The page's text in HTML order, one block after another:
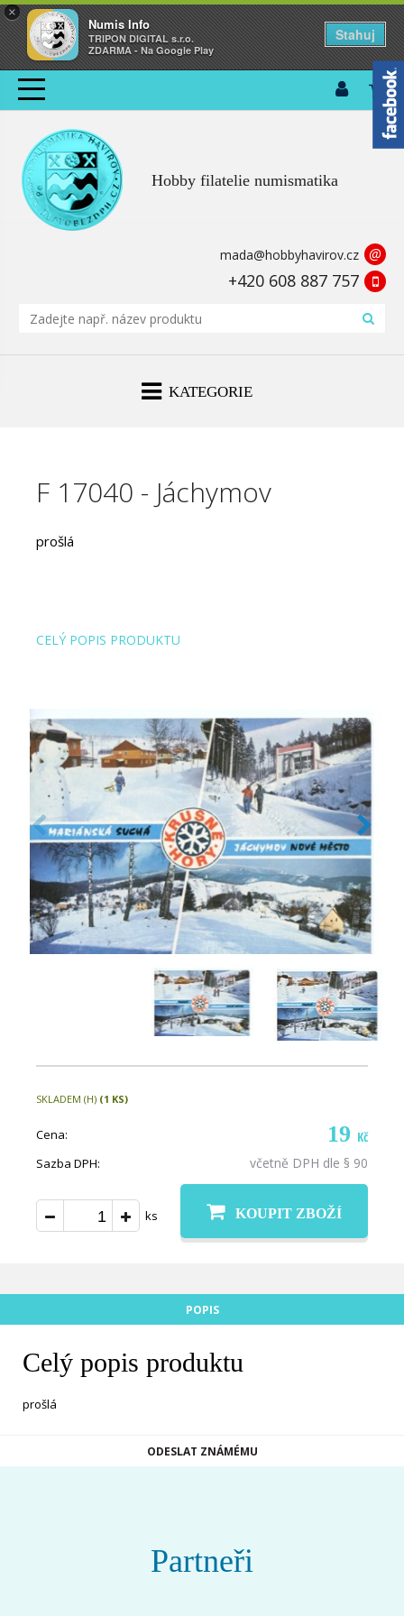
×
Numis Info
TRIPON DIGITAL s.r.o.
ZDARMA - Na Google Play
Stahuj
Hobby filatelie numismatika
mada@hobbyhavirov.cz @
+420 608 887 757
KATEGORIE
F 17040 - Jáchymov
prošlá
CELÝ POPIS PRODUKTU
SKLADEM (H) (1 KS)
Cena: 19 Kč
Sazba DPH: včetně DPH dle § 90
ks KOUPIT ZBOŽÍ
POPIS
Celý popis produktu
prošlá
ODESLAT ZNÁMÉMU
Partneři